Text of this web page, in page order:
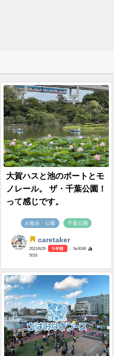
大賀ハスと池のボートとモ
ノレール。 ザ・千葉公園！
って感じです。
お散歩・公園 千葉公園
caretaker
2021/6/29 5 年前
- №9248
5016